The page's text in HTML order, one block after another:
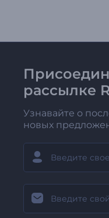
рассылке
Узнавайте о
новых